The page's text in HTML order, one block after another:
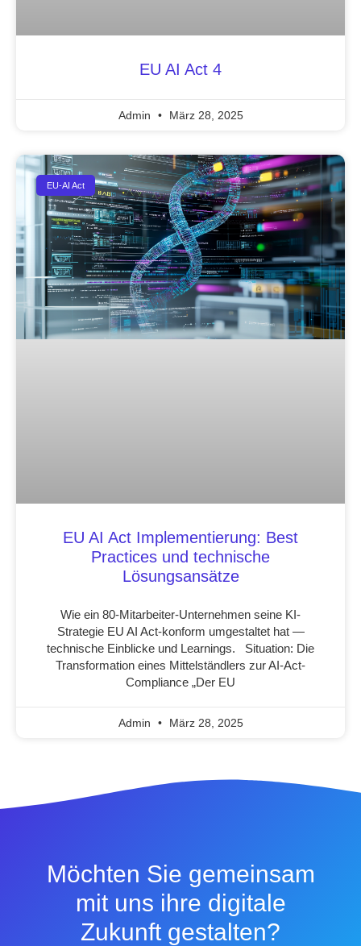
EU AI Act 4
Admin März 28, 2025
EU-AI Act
EU AI Act Implementierung: Best
Practices und technische
Lösungsansätze
Wie ein 80-Mitarbeiter-Unternehmen seine KI-
Strategie EU AI Act-konform umgestaltet hat —
technische Einblicke und Learnings. Situation: Die
Transformation eines Mittelständlers zur AI-Act-
Compliance „Der EU
Admin März 28, 2025
Möchten Sie gemeinsam
mit uns ihre digitale
Zukunft gestalten?